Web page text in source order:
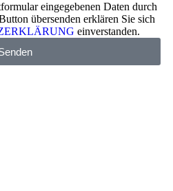
eingegebenen Daten durch
übersenden erklären Sie sich
einverstanden.